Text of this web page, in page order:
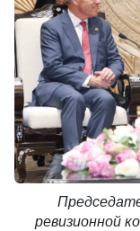
ревизионной